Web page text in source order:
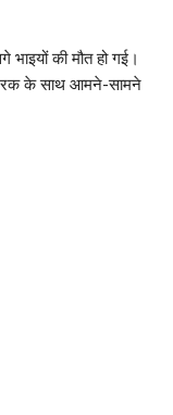
की मौत हो गई।
ट्रक के साथ आमने-सामने